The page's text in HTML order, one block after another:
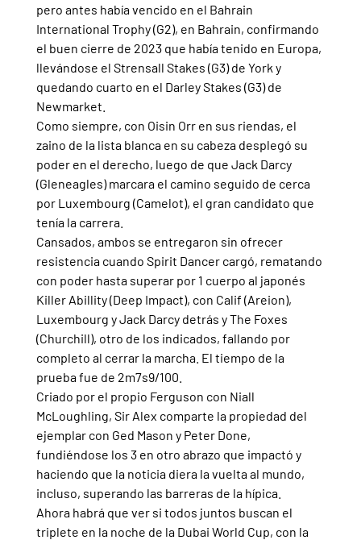
pero antes había vencido en el Bahrain
International Trophy (G2), en Bahrain, confirmando
el buen cierre de 2023 que había tenido en Europa,
llevándose el Strensall Stakes (G3) de York y
quedando cuarto en el Darley Stakes (G3) de
Newmarket.
Como siempre, con Oisin Orr en sus riendas, el
zaino de la lista blanca en su cabeza desplegó su
poder en el derecho, luego de que Jack Darcy
(Gleneagles) marcara el camino seguido de cerca
por Luxembourg (Camelot), el gran candidato que
tenía la carrera.
Cansados, ambos se entregaron sin ofrecer
resistencia cuando Spirit Dancer cargó, rematando
con poder hasta superar por 1 cuerpo al japonés
Killer Abillity (Deep Impact), con Calif (Areion),
Luxembourg y Jack Darcy detrás y The Foxes
(Churchill), otro de los indicados, fallando por
completo al cerrar la marcha. El tiempo de la
prueba fue de 2m7s9/100.
Criado por el propio Ferguson con Niall
McLoughling, Sir Alex comparte la propiedad del
ejemplar con Ged Mason y Peter Done,
fundiéndose los 3 en otro abrazo que impactó y
haciendo que la noticia diera la vuelta al mundo,
incluso, superando las barreras de la hípica.
Ahora habrá que ver si todos juntos buscan el
triplete en la noche de la Dubai World Cup, con la